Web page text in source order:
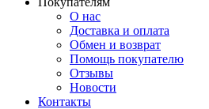
О нас
Доставка и оплата
Обмен и возврат
Помощь покупателю
Отзывы
Новости
Контакты